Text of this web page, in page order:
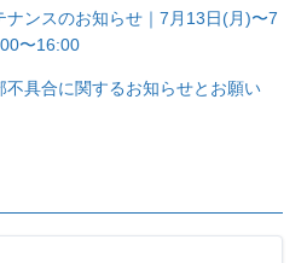
ナンスのお知らせ｜7月13日(月)〜7
〜16:00
不具合に関するお知らせとお願い